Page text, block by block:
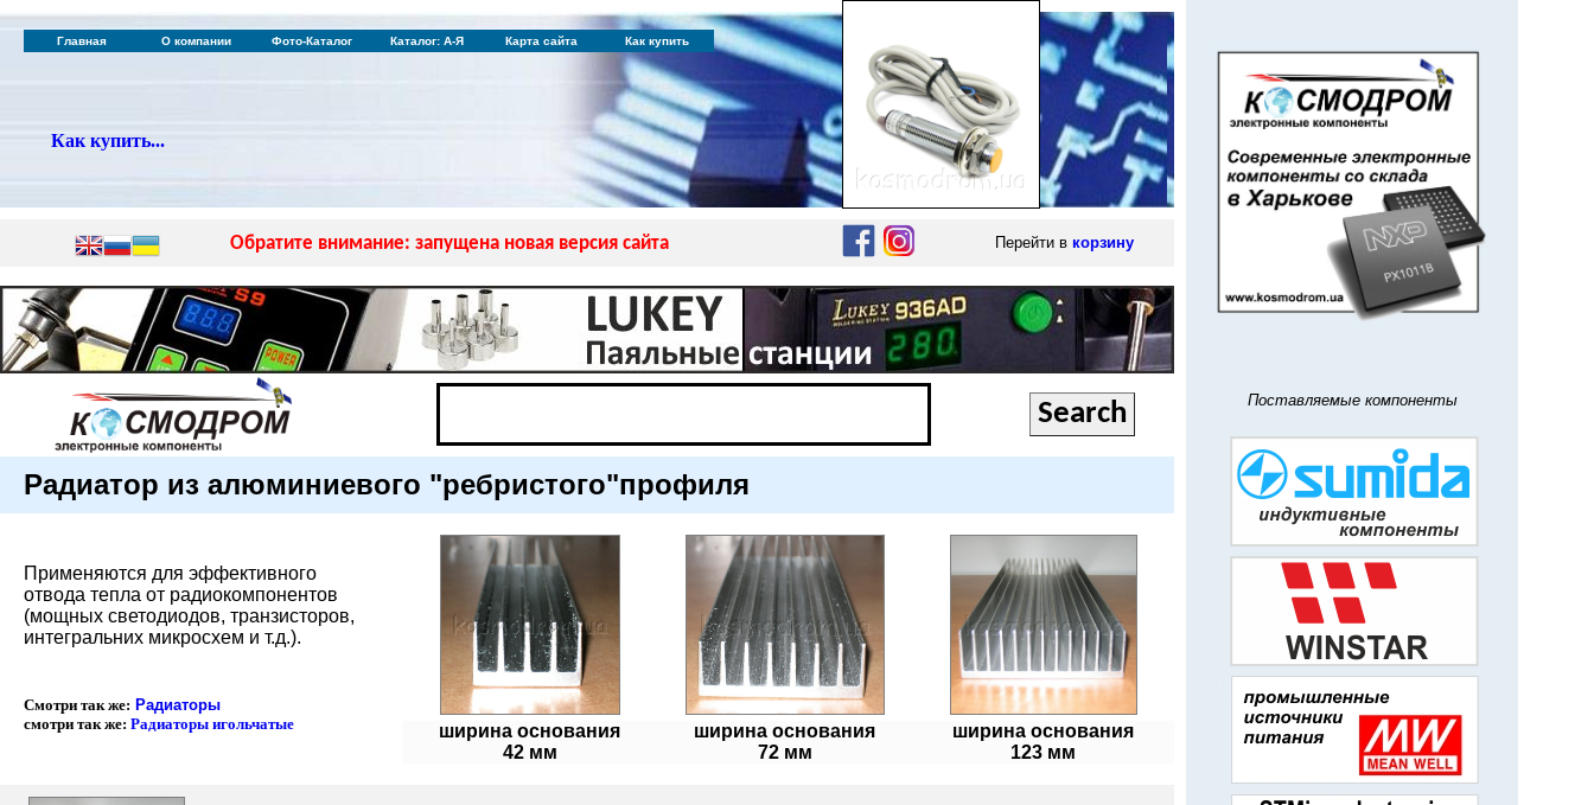
Главная О компании Фото-Каталог Каталог: А-Я Карта сайта Как купить
Как купить...
Обратите внимание: запущена новая версия сайта Перейти в корзину
Радиатор из алюминиевого "ребристого"профиля
Применяются для эффективного
отвода тепла от радиокомпонентов
(мощных светодиодов, транзисторов,
интегральних микросхем и т.д.).
Смотри так же: Радиаторы
смотри так же: Радиаторы игольчатые
ширина основания
42 мм
ширина основания
72 мм
ширина основания
123 мм
Поставляемые компоненты